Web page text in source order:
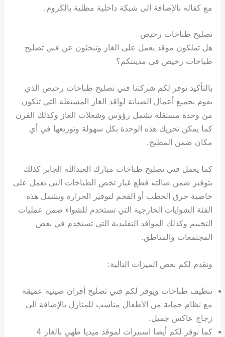
مع كفالة بالإضافة الى شبكة داخلية مطلية بالكروم.
تصليح طباخات رخيص
هل تملكون موقد يعمل على الغاز وتبحثون عن فني تصليح
طباخات رخيص في مدينتكم؟
بالتأكيد توفر لكم شركتنا فني تصليح طباخات رخيص الذي
يقوم بجميع أعمال الصيانة لواقد الغاز المستقلة التي تتكون
من وحدة مستقلة تشمل رؤوس وشعلات الغاز وكذلك الفرن
كما يمكن تحريك هذه الوحدة بكل سهولة وتوزيعها في أي
مكان ضمن المطبخ.
كما يعمل فني تصليح طباخات مبارك العبدالله الجابر كذلك
بتوفير ضمن صالته قطع غيار تخص الطباخات التي تعمل على
خاصية حرق الحطب أو الفحم لتوفير الحرارة وتشمل هذه
الفئة الشوايات الخارجية التي تستخدم للشواء ضمن عمليات
التخييم وكذلك المواقد التقليدية التي تستخدم في بعض
المجتمعات والمناطق.
ونقدم لكم بعض الميزات التالية:
تنظيف طباخات ويوفر لكم فني تصليح أفران صينية عميقة
مع نظام حماية من الأطفال مناسب للمنازل بالإضافة الى
زجاج عاكس جميل.
كما نوفر لكم أيضا اسبيرات لموقد ميديا طهي بالغاز 4